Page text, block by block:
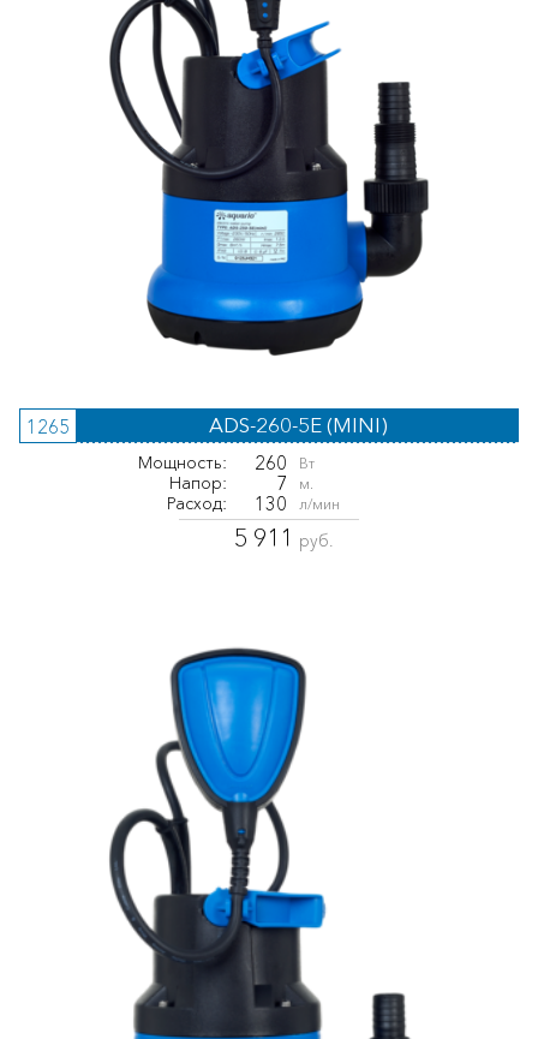
1265 ADS-260-5E (MINI)
Мощность: 260 Вт
Напор: 7 м.
Расход: 130 л/мин
5 911 руб.